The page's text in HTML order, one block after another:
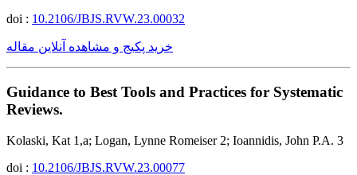
doi : 10.2106/JBJS.RVW.23.00032
خرید پکیج و مشاهده آنلاین مقاله
Guidance to Best Tools and Practices for Systematic
Reviews.
Kolaski, Kat 1,a; Logan, Lynne Romeiser 2; Ioannidis, John P.A. 3
doi : 10.2106/JBJS.RVW.23.00077